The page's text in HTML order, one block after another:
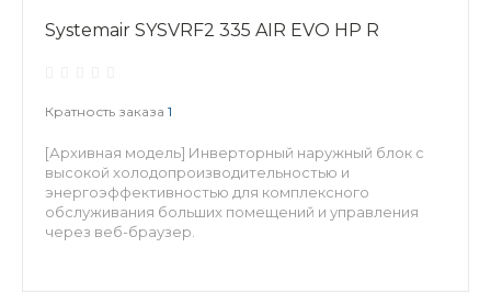
Systemair SYSVRF2 335 AIR EVO HP R
Кратность заказа 1
[Архивная модель] Инверторный наружный блок с
высокой холодопроизводительностью и
энергоэффективностью для комплексного
обслуживания больших помещений и управления
через веб-браузер.